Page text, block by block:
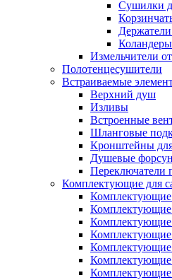
Сушилки
Коландеры
Измельчители
Полотенцесушители
Встраиваемые
Верхний душ
Изливы
Встроенные
Шланговые
Кронштейны
Душевые
Переключатели
Комплектующие для
Комплектующие
Комплектующие
Комплектующие
Комплектующие
Комплектующие
Комплектующие
Комплектующие